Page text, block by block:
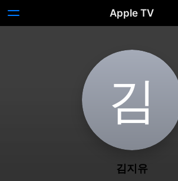
Apple TV
김
김지유